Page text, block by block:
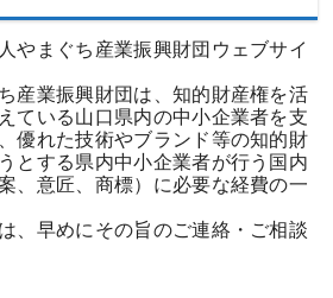
やまぐち産業振興財団ウェブサイ
産業振興財団は、知的財産権を活
ている山口県内の中小企業者を支
優れた技術やブランド等の知的財
とする県内中小企業者が行う国内
、意匠、商標）に必要な経費の一
、早めにその旨のご連絡・ご相談